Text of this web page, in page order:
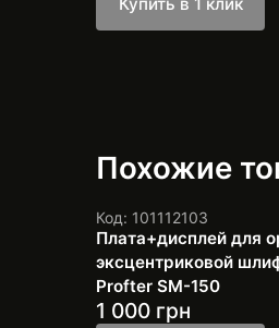
Похожие
Код: 101112103
Плата+дисплей для
эксцентриковой
Profter SM-150
1 000 грн